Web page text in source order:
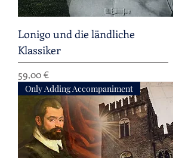
Lonigo und die ländliche
Klassiker
Preis
59,00 €
Only Adding Accompaniment